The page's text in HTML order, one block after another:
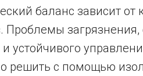
баланс зависит от
Проблемы
устойчивого
решить с помощью